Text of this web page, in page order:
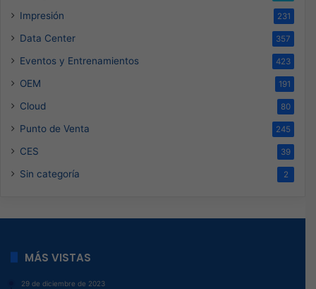
Impresión 231
Data Center 357
Eventos y Entrenamientos 423
OEM 191
Cloud 80
Punto de Venta 245
CES 39
Sin categoría 2
MÁS VISTAS
29 de diciembre de 2023